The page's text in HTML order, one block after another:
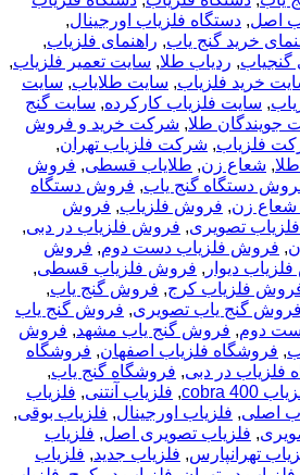
, دستگاه فلزیاب اورجینال
گنج یاب,راهنمای فلزیاب,
,ردیاب طلا,سایت تعمیر فلزیاب,
فلزیاب,سایت طلایاب,سایت
فلزیاب کارکرده, سایت گنج
طلا,شرکت خرید و فروش
,شرکت فلزیاب تهران
زن,طلایاب قسطی,فروش
گنج یاب,فروش دستگاه
زن,فروش فلزیاب,فروش
تصویری,فروش فلزیاب در دبی,
فلزیاب دست دوم,فروش
دیوار, فروش فلزیاب قسطی,
کرج, فروش گنج یاب,
یاب تصویری,فروش گنج یاب
,فروش گنج یاب مشهد ,فروش
فلزیاب اصفهان,فروشگاه
در دبی, فروشگاه گنج یاب,
,فلزیاب آنتنی, فلزیاب
فلزیاب اورجینال ,فلزیاب بوقی,
فلزیاب تصویری اصل, فلزیاب
,فلزیاب جدید, فلزیاب